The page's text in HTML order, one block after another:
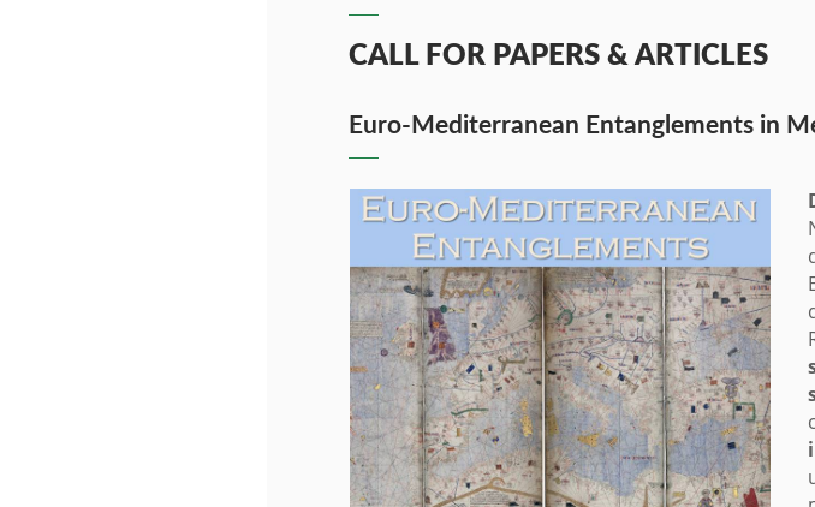
CALL FOR PAPERS & ARTICLES
Euro-Mediterranean Entanglements in